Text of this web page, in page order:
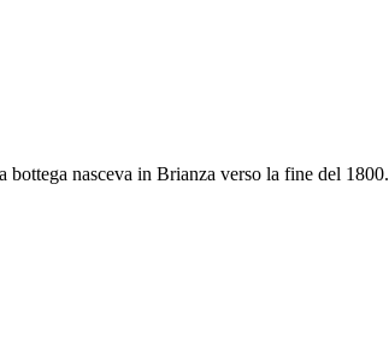
nasceva in Brianza verso la fine del 1800.